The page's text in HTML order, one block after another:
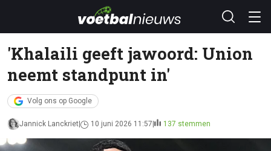
'Khalaili geeft jawoord: Union
neemt standpunt in'
Volg ons op Google
Jannick Lanckriet 10 juni 2026 11:57 137 stemmen